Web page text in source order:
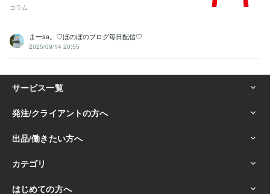
コラム
まーsa。♡ほのぼのブログ毎日配信♡
2025/09/14 20:55